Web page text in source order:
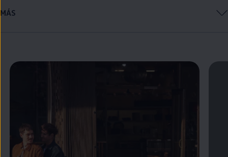
MÁS
Enable fullscreen mode